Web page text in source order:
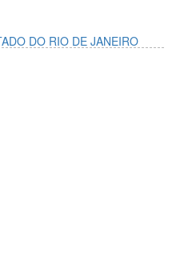
DO RIO DE JANEIRO